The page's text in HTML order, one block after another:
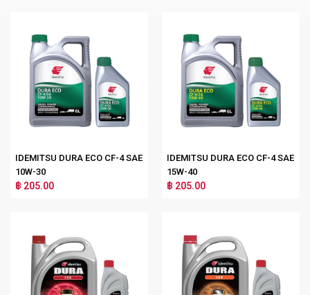
IDEMITSU DURA ECO CF-4 SAE
10W-30
฿ 205.00
IDEMITSU DURA ECO CF-4 SAE
15W-40
฿ 205.00